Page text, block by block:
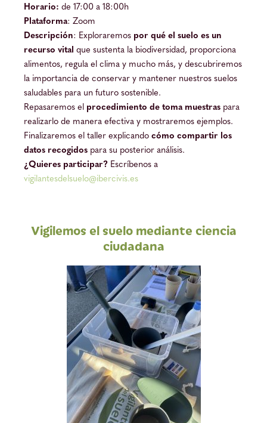
Horario: de 17:00 a 18:00h
Plataforma: Zoom
Descripción: Exploraremos por qué el suelo es un
recurso vital que sustenta la biodiversidad, proporciona
alimentos, regula el clima y mucho más, y descubriremos
la importancia de conservar y mantener nuestros suelos
saludables para un futuro sostenible.
Repasaremos el procedimiento de toma muestras para
realizarlo de manera efectiva y mostraremos ejemplos.
Finalizaremos el taller explicando cómo compartir los
datos recogidos para su posterior análisis.
¿Quieres participar? Escríbenos a
vigilantesdelsuelo@ibercivis.es
Vigilemos el suelo mediante ciencia
ciudadana